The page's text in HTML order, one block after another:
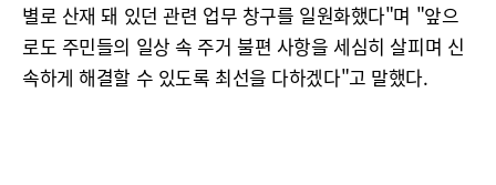
별로 산재 돼 있던 관련 업무 창구를 일원화했다"며 "앞으
로도 주민들의 일상 속 주거 불편 사항을 세심히 살피며 신
속하게 해결할 수 있도록 최선을 다하겠다"고 말했다.